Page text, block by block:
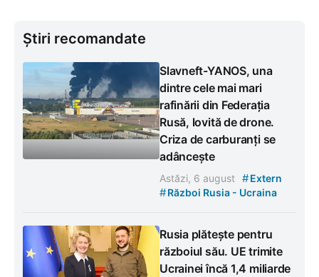
Știri recomandate
Slavneft-YANOS, una
dintre cele mai mari
rafinării din Federația
Rusă, lovită de drone.
Criza de carburanți se
adâncește
Astăzi, 6 august #Extern
#Război Rusia - Ucraina
Rusia plătește pentru
războiul său. UE trimite
Ucrainei încă 1,4 miliarde